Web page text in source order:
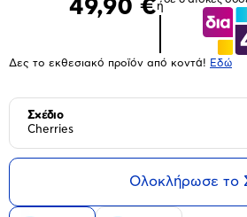
49,90 €ή
Δες το εκθεσιακό προϊόν από κοντά! Eδώ
Σχέδιο
Cherries
Ολοκλήρωσε το